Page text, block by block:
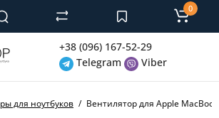
+38 (096) 167-52-29
Telegram
Viber
0
для ноутбуков Вентилятор для Apple